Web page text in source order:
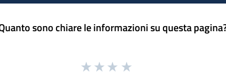
sono chiare le informazioni su questa